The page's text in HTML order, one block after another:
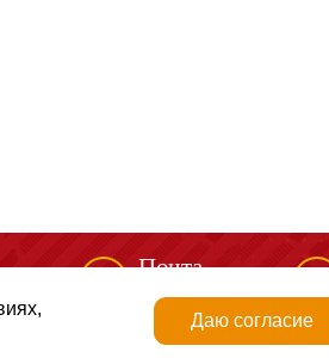
Почта
mail@spark-m.ru
материалов сайта http://spark-m.ru
Даю согласие